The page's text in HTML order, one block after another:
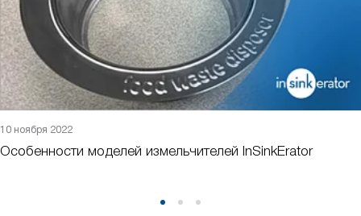
10 ноября 2022
Особенности моделей измельчителей InSinkErator